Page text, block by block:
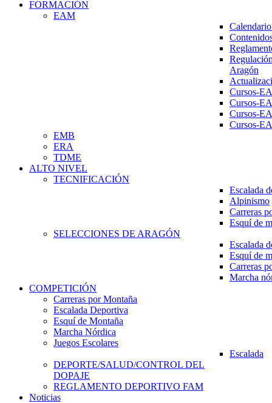
FORMACIÓN
EAM
Aragón
Cursos-
Cursos-
Cursos-
Cursos-
EMB
ERA
TDME
ALTO NIVEL
TECNIFICACIÓN
Escalada
Alpinismo
Carreras
Esquí de
SELECCIONES DE ARAGÓN
Escalada
Esquí de
Carreras
Marcha
COMPETICIÓN
Carreras por Montaña
Escalada Deportiva
Esquí de Montaña
Marcha Nórdica
Juegos Escolares
Escalada
DEPORTE/SALUD/CONTROL DEL
DOPAJE
REGLAMENTO DEPORTIVO FAM
Noticias